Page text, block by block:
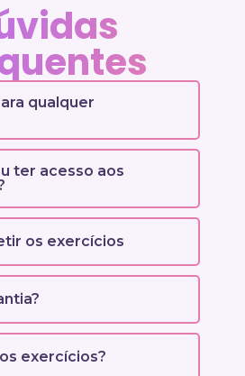
qualquer
ter acesso aos
os exercícios
exercícios?